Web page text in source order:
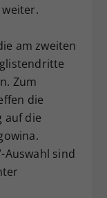
am zweiten
Zum
die
auf die
Auswahl sind